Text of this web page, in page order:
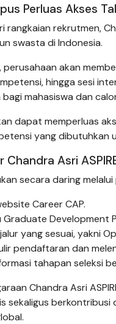
Perluas Akses
rangkaian rekrutmen,
swasta di Indonesia.
perusahaan akan
hingga sesi
mahasiswa dan
dapat memperluas
yang dibutuhkan
Asri
secara daring
Career CAP.
Graduate Development
yang sesuai, yakni
pendaftaran dan
tahapan seleksi
Chandra Asri
sekaligus